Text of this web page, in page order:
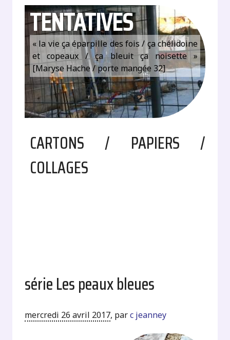
TENTATIVES
« la vie ça éparpille des fois / ça chélidoine
et copeaux / ça bleuit ça noisette »
[Maryse Hache / porte mangée 32]
CARTONS / PAPIERS /
COLLAGES
série Les peaux bleues
mercredi 26 avril 2017, parc jeanney